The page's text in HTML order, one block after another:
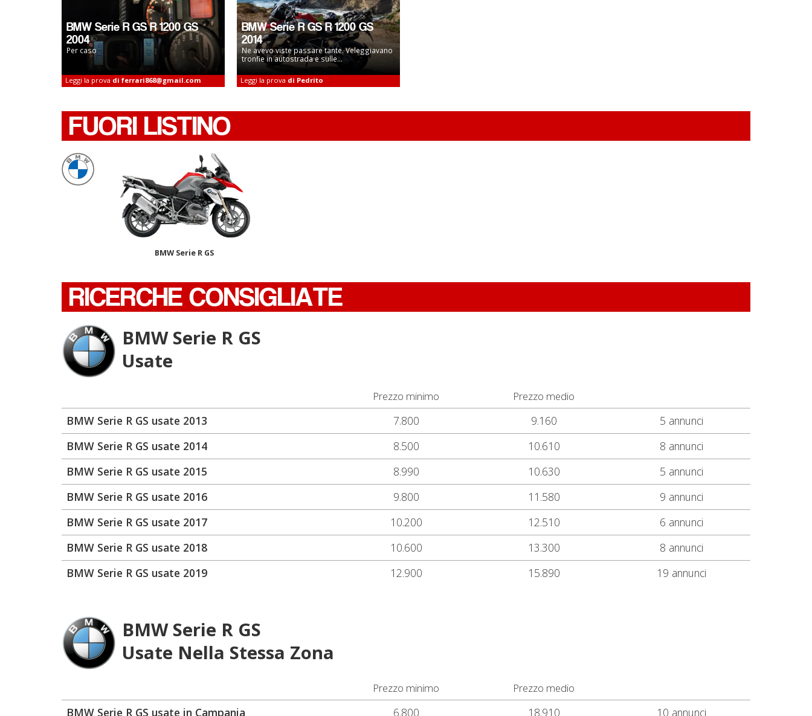
BMW Serie R GS R 1200 GS
2004
Per caso
Leggi la prova di ferrari868@gmail.com
BMW Serie R GS R 1200 GS
2014
Ne avevo viste passare tante. Veleggiavano
tronfie in autostrada e sulle...
Leggi la prova di Pedrito
FUORI LISTINO
BMW Serie R GS
RICERCHE CONSIGLIATE
BMW Serie R GS
Usate
Prezzo minimo Prezzo medio
BMW Serie R GS usate 2013 7.800 9.160
5 annunci
BMW Serie R GS usate 2014
8.500 10.610
8 annunci
BMW Serie R GS usate 2015
8.990 10.630
5 annunci
BMW Serie R GS usate 2016
9.800 11.580
9 annunci
BMW Serie R GS usate 2017
10.200 12.510
6 annunci
BMW Serie R GS usate 2018
10.600 13.300
8 annunci
BMW Serie R GS usate 2019
12.900 15.890 19 annunci
BMW Serie R GS
Usate Nella Stessa Zona
Prezzo minimo Prezzo medio
BMW Serie R GS usate in Campania 6.800 18.910 10 annunci